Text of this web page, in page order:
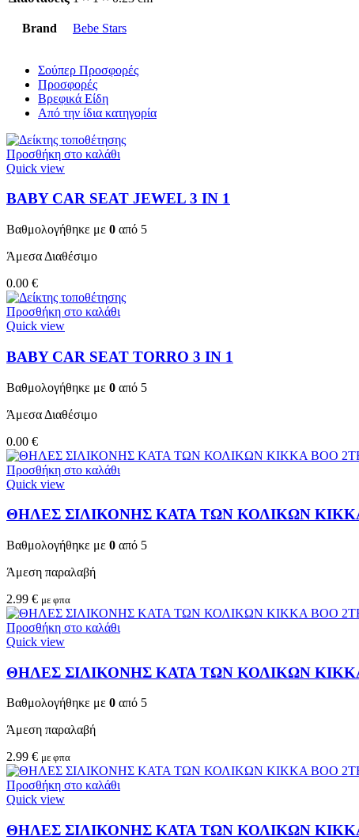
Brand Bebe Stars
Σούπερ Προσφορές
Προσφορές
Βρεφικά Είδη
Από την ίδια κατηγορία
Προσθήκη στο καλάθι
Quick view
BABY CAR SEAT JEWEL 3 ΙΝ 1
Βαθμολογήθηκε με 0 από 5
Άμεσα Διαθέσιμο
0.00 €
Προσθήκη στο καλάθι
Quick view
BABY CAR SEAT TORRO 3 ΙΝ 1
Βαθμολογήθηκε με 0 από 5
Άμεσα Διαθέσιμο
0.00 €
Προσθήκη στο καλάθι
Quick view
ΘΗΛΕΣ ΣΙΛΙΚΟΝΗΣ ΚΑΤΑ ΤΩΝ ΚΟΛΙΚΩΝ KIKKA
Βαθμολογήθηκε με 0 από 5
Άμεση παραλαβή
2.99 € με φπα
Προσθήκη στο καλάθι
Quick view
ΘΗΛΕΣ ΣΙΛΙΚΟΝΗΣ ΚΑΤΑ ΤΩΝ ΚΟΛΙΚΩΝ KIKKA
Βαθμολογήθηκε με 0 από 5
Άμεση παραλαβή
2.99 € με φπα
Προσθήκη στο καλάθι
Quick view
ΘΗΛΕΣ ΣΙΛΙΚΟΝΗΣ ΚΑΤΑ ΤΩΝ ΚΟΛΙΚΩΝ KIKKA